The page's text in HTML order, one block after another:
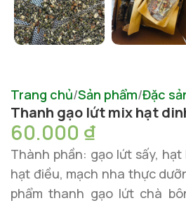
Trang chủ Sản phẩm Đặc
Thanh gạo lứt mix hạt
60.000 ₫
Thành phần: gạo lứt sấy,
hạt điều, mạch nha thực
phẩm thanh gạo lứt chà